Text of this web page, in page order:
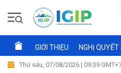
GIỚI THIỆU NGHỊ
Thứ sáu, 07/08/2026 | 09:39